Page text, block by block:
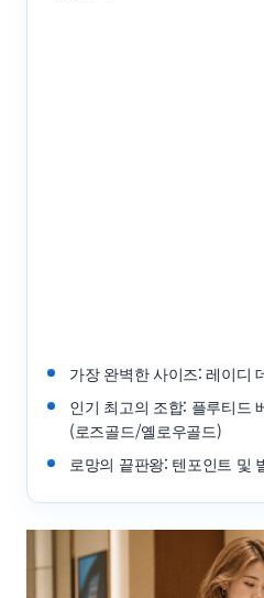
가장 완벽한 사이즈: 레이디
인기 최고의 조합: 플루티드
(로즈골드/옐로우골드)
로망의 끝판왕: 텐포인트 및